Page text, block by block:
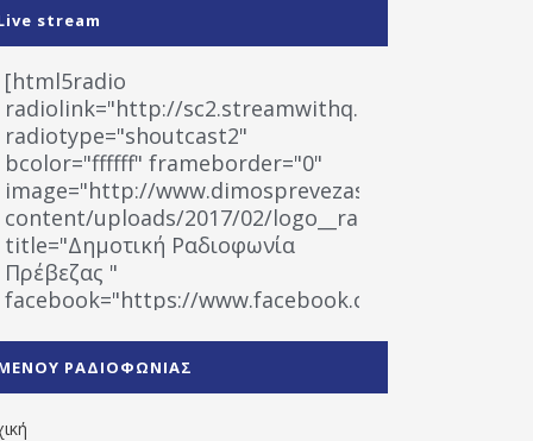
stream
[html5radio
radiolink="http://sc2.streamwithq.com:8028/
radiotype="shoutcast2"
bcolor="ffffff" frameborder="0"
image="http://www.dimosprevezas.gr/wp-
content/uploads/2017/02/logo__radiofonias.jpg"
title="Δημοτική Ραδιοφωνία
Πρέβεζας "
facebook="https://www.facebook.com/
1531194763766854/" artist="" ]
ΡΑΔΙΟΦΩΝΙΑΣ